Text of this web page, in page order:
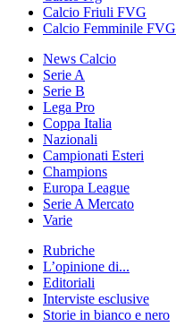
Calcio Friuli FVG
Calcio Femminile FVG
News Calcio
Serie A
Serie B
Lega Pro
Coppa Italia
Nazionali
Campionati Esteri
Champions
Europa League
Serie A Mercato
Varie
Rubriche
L’opinione di...
Editoriali
Interviste esclusive
Storie in bianco e nero